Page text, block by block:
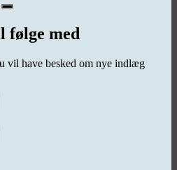
Søg
følge med
vil have besked om nye indlæg